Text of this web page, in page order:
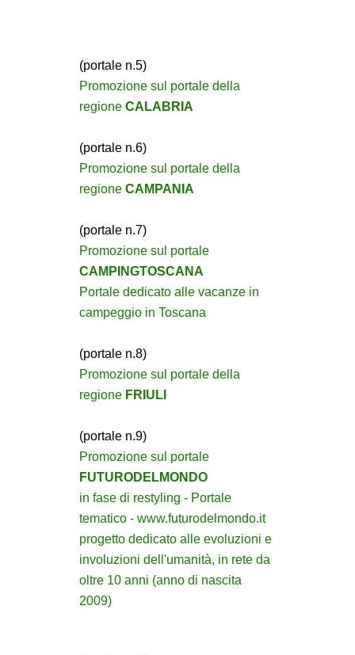
(portale n.5)
Promozione sul portale della
regione CALABRIA
(portale n.6)
Promozione sul portale della
regione CAMPANIA
(portale n.7)
Promozione sul portale
CAMPINGTOSCANA
Portale dedicato alle vacanze in
campeggio in Toscana
(portale n.8)
Promozione sul portale della
regione FRIULI
(portale n.9)
Promozione sul portale
FUTURODELMONDO
in fase di restyling - Portale
tematico - www.futurodelmondo.it
progetto dedicato alle evoluzioni e
involuzioni dell'umanità, in rete da
oltre 10 anni (anno di nascita
2009)